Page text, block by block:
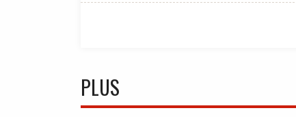
PLUS